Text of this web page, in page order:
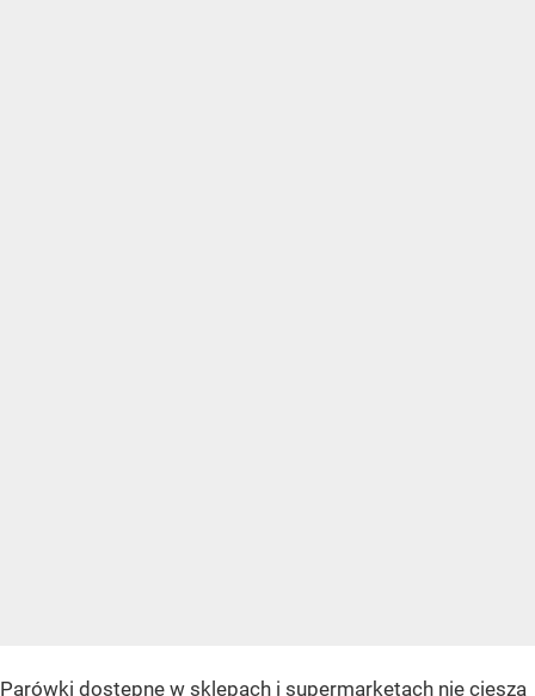
Parówki dostępne w sklepach i supermarketach nie cieszą